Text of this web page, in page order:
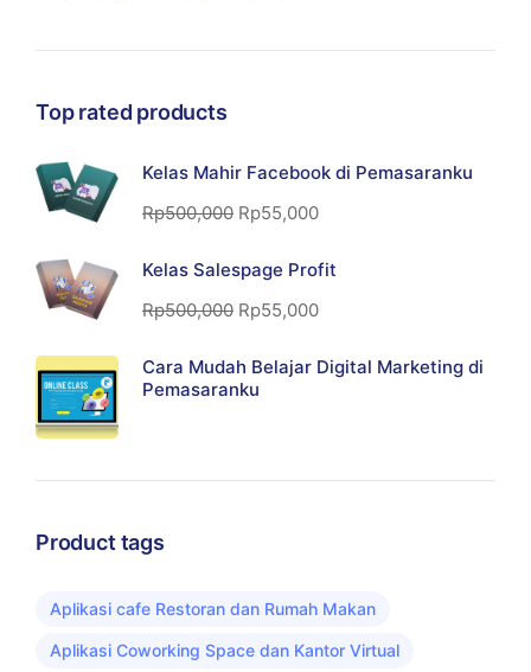
Top rated products
Kelas Mahir Facebook di Pemasaranku
Rp500,000 Rp55,000
Kelas Salespage Profit
Rp500,000 Rp55,000
Cara Mudah Belajar Digital Marketing di
Pemasaranku
Product tags
Aplikasi cafe Restoran dan Rumah Makan
Aplikasi Coworking Space dan Kantor Virtual